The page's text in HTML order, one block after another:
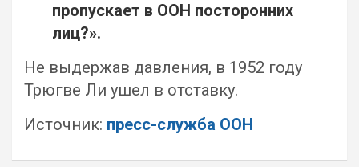
пропускает в ООН посторонних
лиц?».
Не выдержав давления, в 1952 году
Трюгве Ли ушел в отставку.
Источник: пресс-служба ООН